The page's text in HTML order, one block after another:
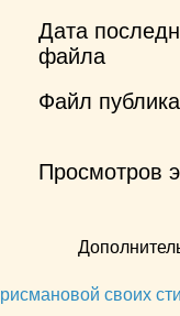
Дата
файла
Файл
Просмотров
своих